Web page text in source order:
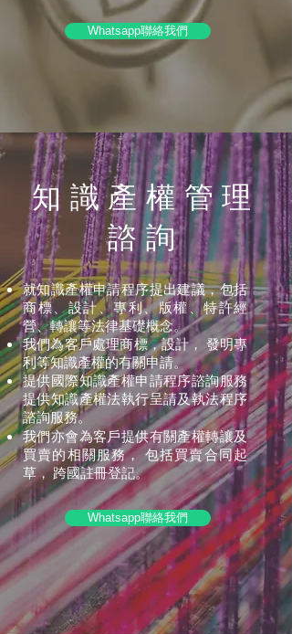
Whatsapp聯絡我們
知識產權管理
諮詢
就知識產權申請程序提出建議，包括
商標、設計、專利、版權、特許經
營、轉讓等法律基礎概念。
我們為客戶處理商標，設計， 發明專
利等知識產權的有關申請。
提供國際知識產權申請程序諮詢服務
提供知識產權法執行呈請及執法程序
諮詢服務。
我們亦會為客戶提供有關產權轉讓及
買賣的相關服務， 包括買賣合同起
草， 跨國註冊登記。
Whatsapp聯絡我們